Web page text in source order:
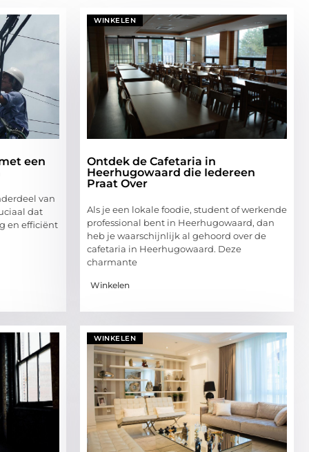
een
van
dat
en efficiënt
WINKELEN
Ontdek de Cafetaria in
Heerhugowaard die Iedereen
Praat Over
Als je een lokale foodie, student of werkende
professional bent in Heerhugowaard, dan
heb je waarschijnlijk al gehoord over de
cafetaria in Heerhugowaard. Deze
charmante
Winkelen
WINKELEN